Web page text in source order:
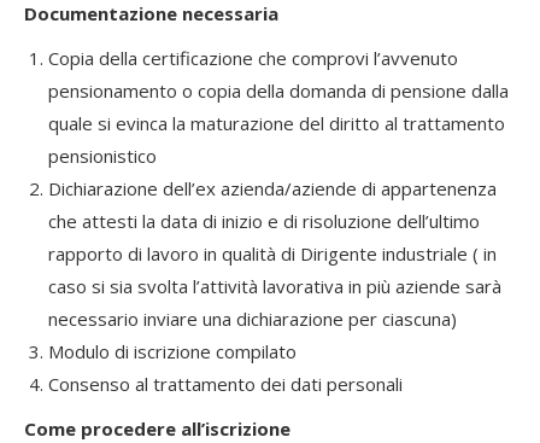
Documentazione necessaria
Copia della certificazione che comprovi l’avvenuto
pensionamento o copia della domanda di pensione dalla
quale si evinca la maturazione del diritto al trattamento
pensionistico
Dichiarazione dell’ex azienda/aziende di appartenenza
che attesti la data di inizio e di risoluzione dell’ultimo
rapporto di lavoro in qualità di Dirigente industriale ( in
caso si sia svolta l’attività lavorativa in più aziende sarà
necessario inviare una dichiarazione per ciascuna)
Modulo di iscrizione compilato
Consenso al trattamento dei dati personali
Come procedere all’iscrizione